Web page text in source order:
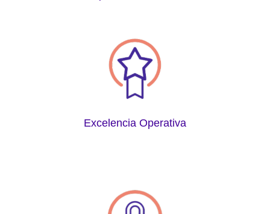
Excelencia Operativa